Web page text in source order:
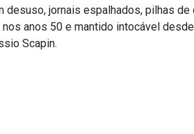
jornais espalhados, pilhas de
anos 50 e mantido intocável
Scapin.